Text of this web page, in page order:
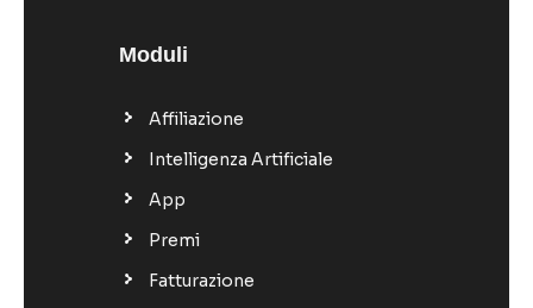
Moduli
Affiliazione
Intelligenza Artificiale
App
Premi
Fatturazione